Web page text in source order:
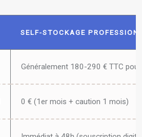
SELF-STOCKAGE
Généralement 180-290 € TTC
0 € (1er mois + caution 1 mois)